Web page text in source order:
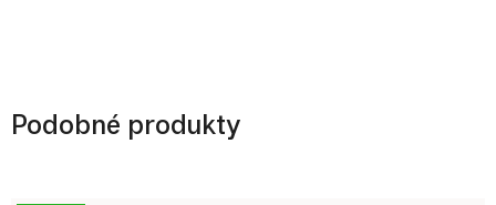
Podobné produkty